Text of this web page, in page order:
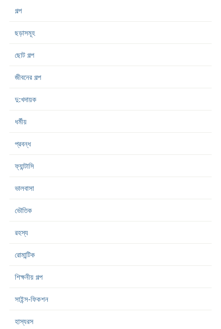
গল্প
ছড়াসমূহ
ছোট গল্প
জীবনের গল্প
দু:খদায়ক
ধর্মীয়
প্রবন্ধ
ফ্যান্টাসি
ভালবাসা
ভৌতিক
রহস্য
রোমান্টিক
শিক্ষনীয় গল্প
সাইন্স-ফিকশন
হাস্যরস